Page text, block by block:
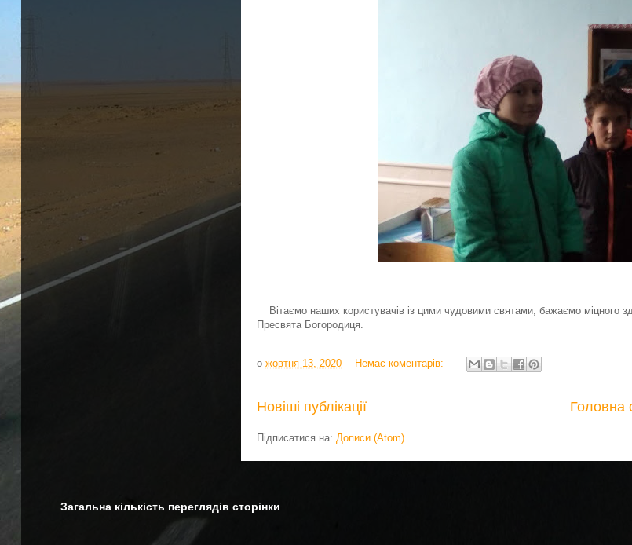
Вітаємо наших користувачів із цими чудовими святами, бажаємо міцного
Пресвята Богородиця.
о жовтня 13, 2020 Немає коментарів:
Новіші публікації Головна
Підписатися на: Дописи (Atom)
Загальна кількість переглядів сторінки